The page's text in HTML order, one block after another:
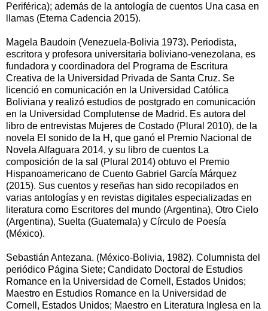
Periférica); además de la antología de cuentos Una casa en
llamas (Eterna Cadencia 2015).
Magela Baudoin (Venezuela-Bolivia 1973). Periodista,
escritora y profesora universitaria boliviano-venezolana, es
fundadora y coordinadora del Programa de Escritura
Creativa de la Universidad Privada de Santa Cruz. Se
licenció en comunicación en la Universidad Católica
Boliviana y realizó estudios de postgrado en comunicación
en la Universidad Complutense de Madrid. Es autora del
libro de entrevistas Mujeres de Costado (Plural 2010), de la
novela El sonido de la H, que ganó el Premio Nacional de
Novela Alfaguara 2014, y su libro de cuentos La
composición de la sal (Plural 2014) obtuvo el Premio
Hispanoamericano de Cuento Gabriel García Márquez
(2015). Sus cuentos y reseñas han sido recopilados en
varias antologías y en revistas digitales especializadas en
literatura como Escritores del mundo (Argentina), Otro Cielo
(Argentina), Suelta (Guatemala) y Círculo de Poesía
(México).
Sebastián Antezana. (México-Bolivia, 1982). Columnista del
periódico Página Siete; Candidato Doctoral de Estudios
Romance en la Universidad de Cornell, Estados Unidos;
Maestro en Estudios Romance en la Universidad de
Cornell, Estados Unidos; Maestro en Literatura Inglesa en la